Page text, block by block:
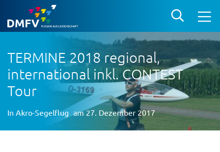
TERMINE 2018 regional,
international inkl. CONTEST
Tour
In Akro-Segelflug am 27. Dezember 2017